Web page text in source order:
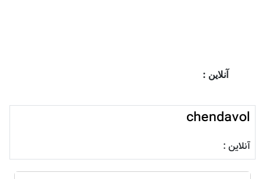
آنلاین :
chendavol
آنلاین :